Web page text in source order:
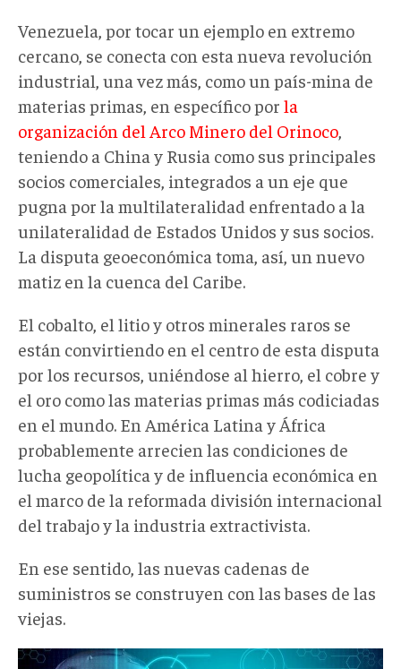
Venezuela, por tocar un ejemplo en extremo
cercano, se conecta con esta nueva revolución
industrial, una vez más, como un país-mina de
materias primas, en específico por la
organización del Arco Minero del Orinoco
teniendo a China y Rusia como sus principales
socios comerciales, integrados a un eje que
pugna por la multilateralidad enfrentado a la
unilateralidad de Estados Unidos y sus socios.
La disputa geoeconómica toma, así, un nuevo
matiz en la cuenca del Caribe.
El cobalto, el litio y otros minerales raros se
están convirtiendo en el centro de esta disputa
por los recursos, uniéndose al hierro, el cobre y
el oro como las materias primas más codiciadas
en el mundo. En América Latina y África
probablemente arrecien las condiciones de
lucha geopolítica y de influencia económica en
el marco de la reformada división internacional
del trabajo y la industria extractivista.
En ese sentido, las nuevas cadenas de
suministros se construyen con las bases de las
viejas.